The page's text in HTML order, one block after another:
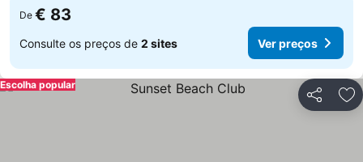
De € 83
Consulte os preços de 2 sites Ver preços
Partilhar
Escolha popular